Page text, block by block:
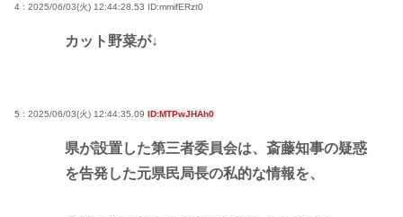
4 : 2025/06/03(火) 12:44:28.53 ID:mmifERzt0
カット野菜が↓
5 : 2025/06/03(火) 12:44:35.09 ID:MTPwJHAh0
県が設置した第三者委員会は、斎藤知事の疑惑
を告発した元県民局長の私的な情報を、